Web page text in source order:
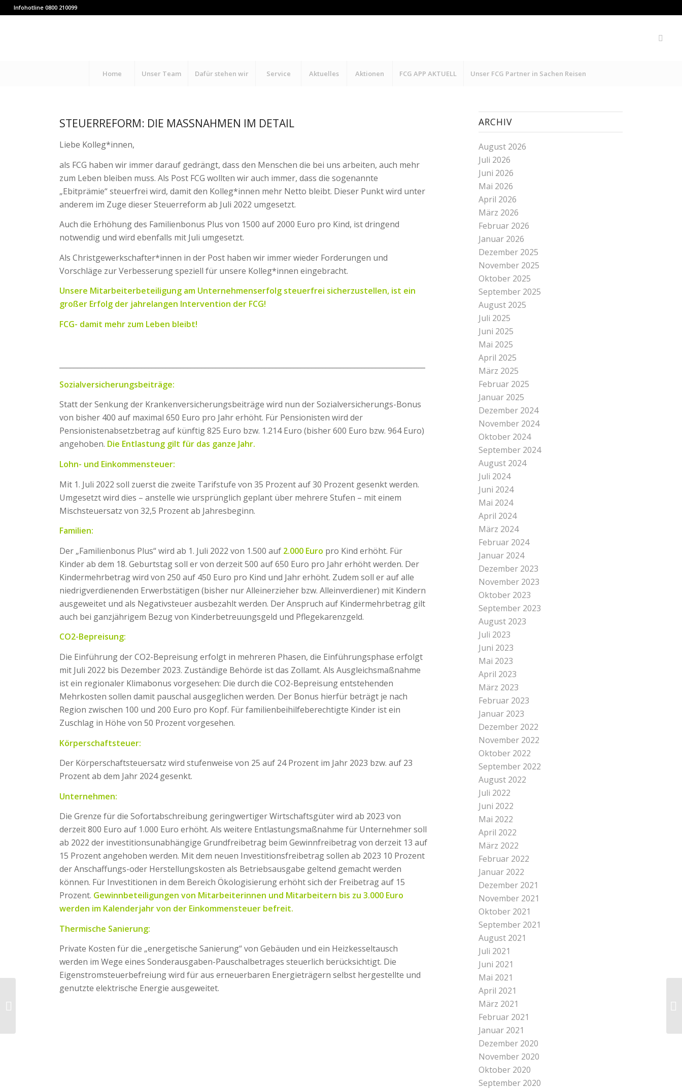
Infohotline 0800 210099
Home Unser Team Dafür stehen wir Service Aktuelles Aktionen FCG APP AKTUELL Unser FCG Partner in Sachen Reisen
STEUERREFORM: DIE MASSNAHMEN IM DETAIL
Liebe Kolleg*innen,
als FCG haben wir immer darauf gedrängt, dass den Menschen die bei uns arbeiten, auch mehr
zum Leben bleiben muss. Als Post FCG wollten wir auch immer, dass die sogenannte
„Ebitprämie“ steuerfrei wird, damit den Kolleg*innen mehr Netto bleibt. Dieser Punkt wird unter
anderem im Zuge dieser Steuerreform ab Juli 2022 umgesetzt.
Auch die Erhöhung des Familienbonus Plus von 1500 auf 2000 Euro pro Kind, ist dringend
notwendig und wird ebenfalls mit Juli umgesetzt.
Als Christgewerkschafter*innen in der Post haben wir immer wieder Forderungen und
Vorschläge zur Verbesserung speziell für unsere Kolleg*innen eingebracht.
Unsere Mitarbeiterbeteiligung am Unternehmenserfolg steuerfrei sicherzustellen, ist ein
großer Erfolg der jahrelangen Intervention der FCG!
FCG- damit mehr zum Leben bleibt!
Sozialversicherungsbeiträge:
Statt der Senkung der Krankenversicherungsbeiträge wird nun der Sozialversicherungs-Bonus
von bisher 400 auf maximal 650 Euro pro Jahr erhöht. Für Pensionisten wird der
Pensionistenabsetzbetrag auf künftig 825 Euro bzw. 1.214 Euro (bisher 600 Euro bzw. 964 Euro)
angehoben. Die Entlastung gilt für das ganze Jahr.
Lohn- und Einkommensteuer:
Mit 1. Juli 2022 soll zuerst die zweite Tarifstufe von 35 Prozent auf 30 Prozent gesenkt werden.
Umgesetzt wird dies – anstelle wie ursprünglich geplant über mehrere Stufen – mit einem
Mischsteuersatz von 32,5 Prozent ab Jahresbeginn.
Familien:
Der „Familienbonus Plus“ wird ab 1. Juli 2022 von 1.500 auf 2.000 Euro pro Kind erhöht. Für
Kinder ab dem 18. Geburtstag soll er von derzeit 500 auf 650 Euro pro Jahr erhöht werden. Der
Kindermehrbetrag wird von 250 auf 450 Euro pro Kind und Jahr erhöht. Zudem soll er auf alle
niedrigverdienenden Erwerbstätigen (bisher nur Alleinerzieher bzw. Alleinverdiener) mit Kindern
ausgeweitet und als Negativsteuer ausbezahlt werden. Der Anspruch auf Kindermehrbetrag gilt
auch bei ganzjährigem Bezug von Kinderbetreuungsgeld und Pflegekarenzgeld.
CO2-Bepreisung:
Die Einführung der CO2-Bepreisung erfolgt in mehreren Phasen, die Einführungsphase erfolgt
mit Juli 2022 bis Dezember 2023. Zuständige Behörde ist das Zollamt. Als Ausgleichsmaßnahme
ist ein regionaler Klimabonus vorgesehen: Die durch die CO2-Bepreisung entstehenden
Mehrkosten sollen damit pauschal ausgeglichen werden. Der Bonus hierfür beträgt je nach
Region zwischen 100 und 200 Euro pro Kopf. Für familienbeihilfeberechtigte Kinder ist ein
Zuschlag in Höhe von 50 Prozent vorgesehen.
Körperschaftsteuer:
Der Körperschaftsteuersatz wird stufenweise von 25 auf 24 Prozent im Jahr 2023 bzw. auf 23
Prozent ab dem Jahr 2024 gesenkt.
Unternehmen:
Die Grenze für die Sofortabschreibung geringwertiger Wirtschaftsgüter wird ab 2023 von
derzeit 800 Euro auf 1.000 Euro erhöht. Als weitere Entlastungsmaßnahme für Unternehmer soll
ab 2022 der investitionsunabhängige Grundfreibetrag beim Gewinnfreibetrag von derzeit 13 auf
15 Prozent angehoben werden. Mit dem neuen Investitionsfreibetrag sollen ab 2023 10 Prozent
der Anschaffungs-oder Herstellungskosten als Betriebsausgabe geltend gemacht werden
können. Für Investitionen in dem Bereich Ökologisierung erhöht sich der Freibetrag auf 15
Prozent. Gewinnbeteiligungen von Mitarbeiterinnen und Mitarbeitern bis zu 3.000 Euro
werden im Kalenderjahr von der Einkommensteuer befreit.
Thermische Sanierung:
Private Kosten für die „energetische Sanierung“ von Gebäuden und ein Heizkesseltausch
werden im Wege eines Sonderausgaben-Pauschalbetrages steuerlich berücksichtigt. Die
Eigenstromsteuerbefreiung wird für aus erneuerbaren Energieträgern selbst hergestellte und
genutzte elektrische Energie ausgeweitet.
ARCHIV
August 2026
Juli 2026
Juni 2026
Mai 2026
April 2026
März 2026
Februar 2026
Januar 2026
Dezember 2025
November 2025
Oktober 2025
September 2025
August 2025
Juli 2025
Juni 2025
Mai 2025
April 2025
März 2025
Februar 2025
Januar 2025
Dezember 2024
November 2024
Oktober 2024
September 2024
August 2024
Juli 2024
Juni 2024
Mai 2024
April 2024
März 2024
Februar 2024
Januar 2024
Dezember 2023
November 2023
Oktober 2023
September 2023
August 2023
Juli 2023
Juni 2023
Mai 2023
April 2023
März 2023
Februar 2023
Januar 2023
Dezember 2022
November 2022
Oktober 2022
September 2022
August 2022
Juli 2022
Juni 2022
Mai 2022
April 2022
März 2022
Februar 2022
Januar 2022
Dezember 2021
November 2021
Oktober 2021
September 2021
August 2021
Juli 2021
Juni 2021
Mai 2021
April 2021
März 2021
Februar 2021
Januar 2021
Dezember 2020
November 2020
Oktober 2020
September 2020
Besuch in der